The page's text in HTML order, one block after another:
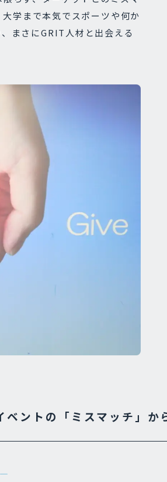
学まで本気でスポーツや何か
まさにGRIT人材と出会える
ントの「ミスマッチ」か